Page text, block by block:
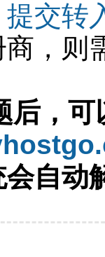
提交转
，则
后，可
自动